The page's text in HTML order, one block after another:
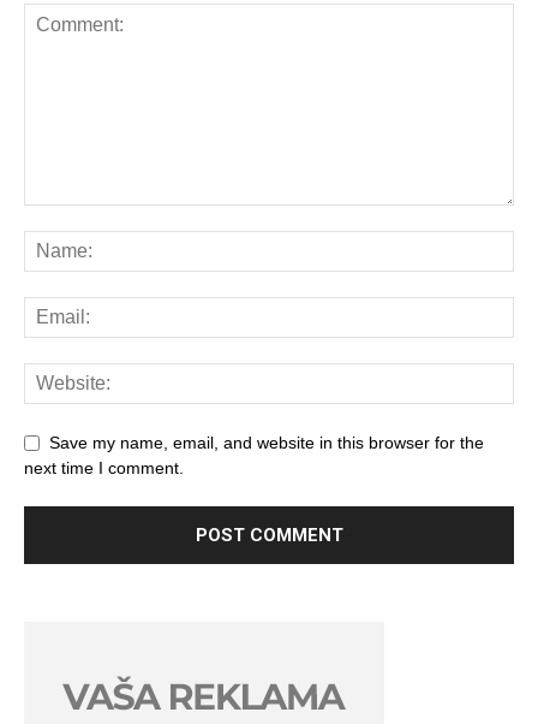
Save my name, email, and website in this browser for the
next time I comment.